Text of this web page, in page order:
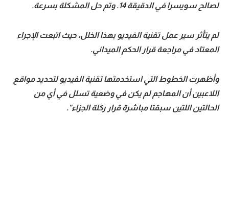
فيديو في الجول
لصالح سويسرا في الدقيقة 14. وتم حل المشكلة بسرعة.
لم يتأثر سير عمل تقنية الفيديو بهذا الخلل، حيث اتبعت الإجراء
المعتاد في مراجعة قرار الحكم الميداني.
وأظهرت الخطوط التي استخدمتها تقنية الفيديو لتحديد مواقع
اللاعبين أن المهاجم لم يكن في وضعية تسلل في أي من
الحالتين اللتين سبقتا مباشرة قرار ركلة الجزاء".